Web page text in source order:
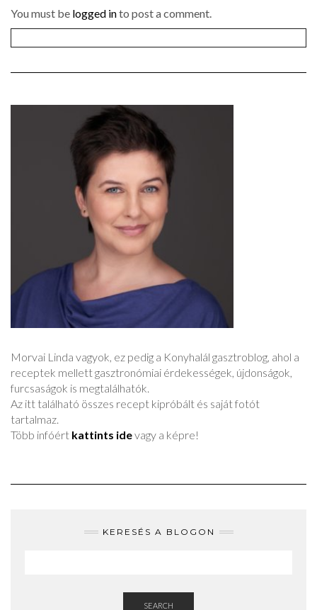
You must be logged into post a comment.
Morvai Linda vagyok, ez pedig a Konyhalál gasztroblog, ahol a
receptek mellett gasztronómiai érdekességek, újdonságok,
furcsaságok is megtalálhatók.
Az itt található összes recept kipróbált és saját fotót
tartalmaz.
Több infóért kattints idevagy a képre!
KERESÉS A BLOGON
SEARCH